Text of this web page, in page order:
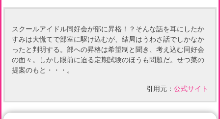
スクールアイドル同好会が部に昇格！？そんな話を耳にしたか
すみは大慌てで部室に駆け込むが、結局はうわさ話でしかなか
ったと判明する。部への昇格は希望制と聞き、考え込む同好会
の面々。しかし眼前に迫る定期試験のほうも問題だ。せつ菜の
提案のもと・・・。
引用元： 公式サイト